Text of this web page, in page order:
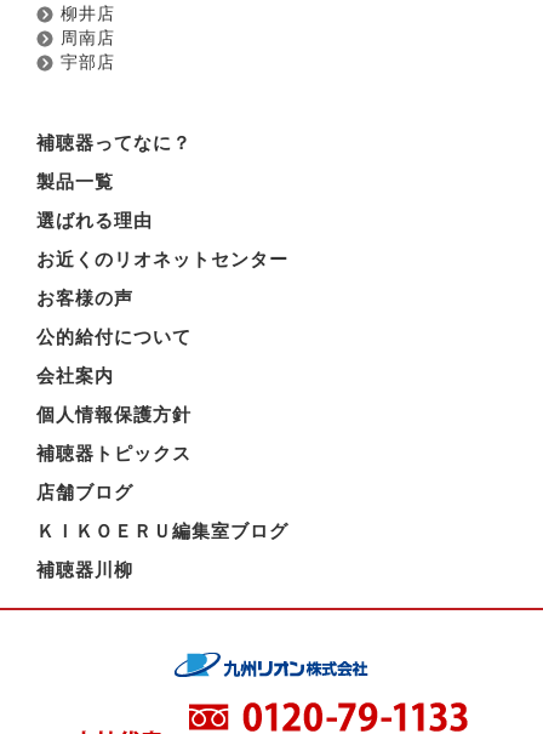
柳井店
周南店
宇部店
補聴器ってなに？
製品一覧
選ばれる理由
お近くのリオネットセンター
お客様の声
公的給付について
会社案内
個人情報保護方針
補聴器トピックス
店舗ブログ
ＫＩＫＯＥＲＵ編集室ブログ
補聴器川柳